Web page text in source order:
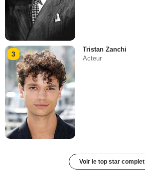
3
Tristan Zanchi
Acteur
Voir le top star complet